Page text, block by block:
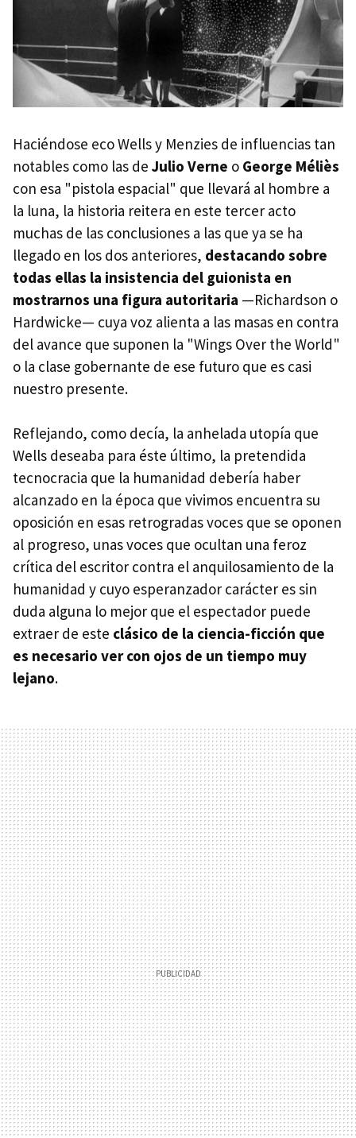
Haciéndose eco Wells y Menzies de influencias tan
notables como las de Julio Verne o George Méliès
con esa "pistola espacial" que llevará al hombre a
la luna, la historia reitera en este tercer acto
muchas de las conclusiones a las que ya se ha
llegado en los dos anteriores, destacando sobre
todas ellas la insistencia del guionista en
mostrarnos una figura autoritaria —Richardson o
Hardwicke— cuya voz alienta a las masas en contra
del avance que suponen la "Wings Over the World"
o la clase gobernante de ese futuro que es casi
nuestro presente.
Reflejando, como decía, la anhelada utopía que
Wells deseaba para éste último, la pretendida
tecnocracia que la humanidad debería haber
alcanzado en la época que vivimos encuentra su
oposición en esas retrogradas voces que se oponen
al progreso, unas voces que ocultan una feroz
crítica del escritor contra el anquilosamiento de la
humanidad y cuyo esperanzador carácter es sin
duda alguna lo mejor que el espectador puede
extraer de este clásico de la ciencia-ficción que
es necesario ver con ojos de un tiempo muy
lejano.